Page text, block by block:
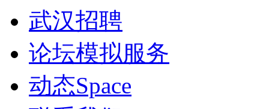
武汉招聘
论坛模拟服务
动态Space